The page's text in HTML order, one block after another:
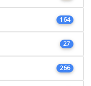
164
27
266